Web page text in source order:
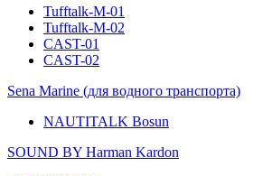
Tufftalk-M-01
Tufftalk-M-02
CAST-01
CAST-02
Sena Marine (для водного транспорта)
NAUTITALK Bosun
SOUND BY Harman Kardon